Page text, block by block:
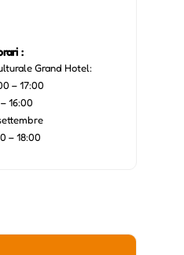
:
Grand Hotel:
– 17:00
16:00
– 18:00